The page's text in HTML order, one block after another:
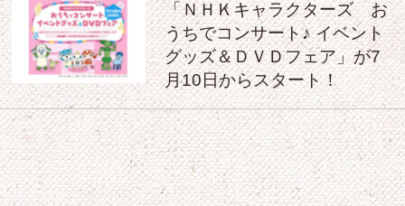
「ＮＨＫキャラクターズ お
うちでコンサート♪ イベント
グッズ＆ＤＶＤフェア」が7
月10日からスタート！